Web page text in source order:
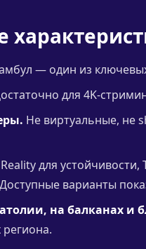
— один из
для 4K-
Не виртуальные, не
Reality для
варианты
на балканах и